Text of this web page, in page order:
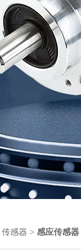
传感器 > 感应传感器